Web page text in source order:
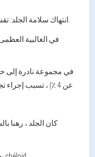
انتهاك سلامة الجلد: تقشيرهم ، حروق ، حدوث القشرة.
في الغالبية
في مجموعة نادرة إلى
عن 4 ٪) ، تسبب
كان الجلد ، رهنا